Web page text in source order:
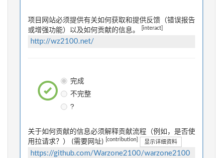
项目网站必须提供有关如何获取和提供反馈（错误报告
或增强功能）以及如何贡献的信息。
[interact]
http://wz2100.net/
完成
不完整
?
关于如何贡献的信息必须解释贡献流程（例如，是否使
用拉请求？） (需要网址)
[contribution] 显示详细资料
https://github.com/Warzone2100/warzone2100